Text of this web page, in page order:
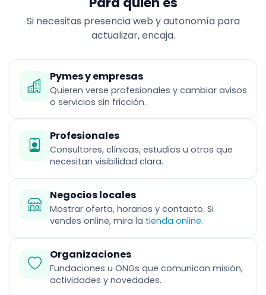
Si necesitas presencia web y autonomía para
actualizar, encaja.
Pymes y empresas
Quieren verse profesionales y cambiar avisos
o servicios sin fricción.
Profesionales
Consultores, clínicas, estudios u otros que
necesitan visibilidad clara.
Negocios locales
Mostrar oferta, horarios y contacto. Si
vendes online, mira la tienda online.
Organizaciones
Fundaciones u ONGs que comunican misión,
actividades y novedades.